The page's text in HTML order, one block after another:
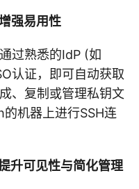
强易用性
过熟悉的IdP (如
认证，即可自动获取
、复制或管理私钥文
机器上进行SSH连
可见性与简化管理